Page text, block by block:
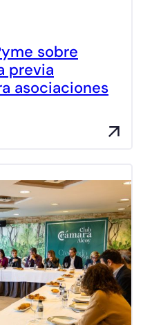
sobre
previa
asociaciones